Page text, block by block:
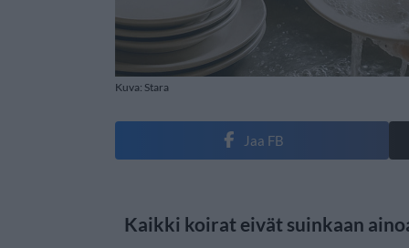
Kuva: Stara
Jaa FB
Kaikki koirat eivät suinkaan